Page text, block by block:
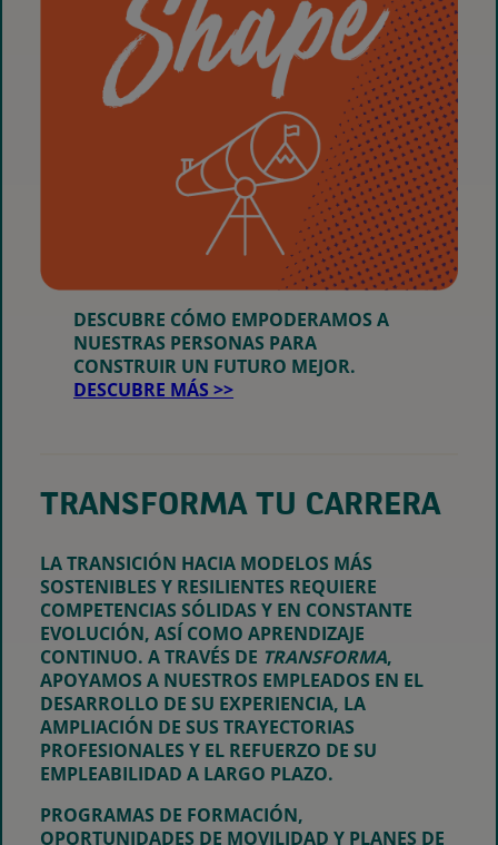
DESCUBRE CÓMO EMPODERAMOS A
NUESTRAS PERSONAS PARA
CONSTRUIR UN FUTURO MEJOR.
DESCUBRE MÁS >>
TRANSFORMA TU CARRERA
LA TRANSICIÓN HACIA MODELOS MÁS
SOSTENIBLES Y RESILIENTES REQUIERE
COMPETENCIAS SÓLIDAS Y EN CONSTANTE
EVOLUCIÓN, ASÍ COMO APRENDIZAJE
CONTINUO. A TRAVÉS DE TRANSFORMA,
APOYAMOS A NUESTROS EMPLEADOS EN EL
DESARROLLO DE SU EXPERIENCIA, LA
AMPLIACIÓN DE SUS TRAYECTORIAS
PROFESIONALES Y EL REFUERZO DE SU
EMPLEABILIDAD A LARGO PLAZO.
PROGRAMAS DE FORMACIÓN,
OPORTUNIDADES DE MOVILIDAD Y PLANES DE